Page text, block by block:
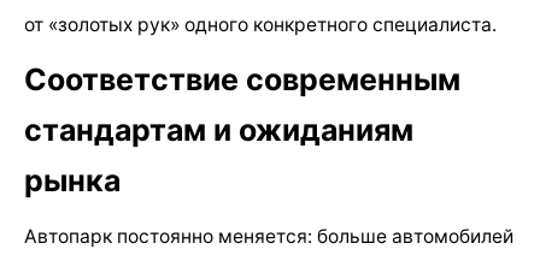
от «золотых рук» одного конкретного специалиста.
Соответствие современным
стандартам и ожиданиям
рынка
Автопарк постоянно меняется: больше автомобилей